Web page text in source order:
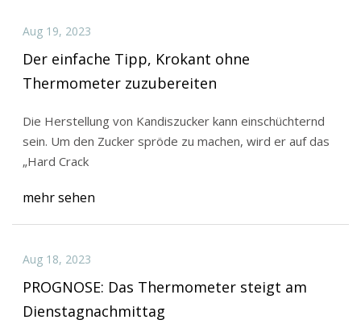
Aug 19, 2023
Der einfache Tipp, Krokant ohne
Thermometer zuzubereiten
Die Herstellung von Kandiszucker kann einschüchternd
sein. Um den Zucker spröde zu machen, wird er auf das
„Hard Crack
mehr sehen
Aug 18, 2023
PROGNOSE: Das Thermometer steigt am
Dienstagnachmittag